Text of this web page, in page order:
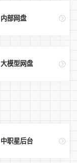
内部网盘
大模型网盘
中职星后台